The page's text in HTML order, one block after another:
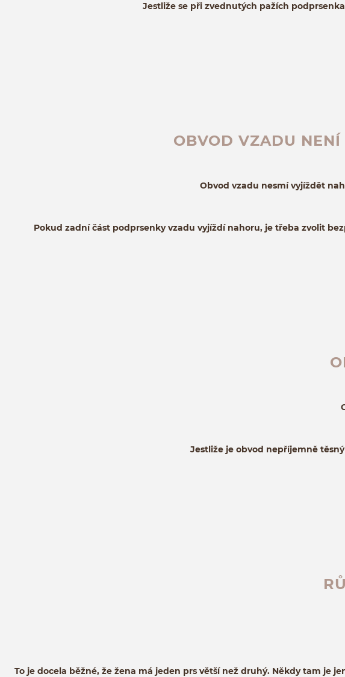
Jestliže se při zvednutých pažích
OBVOD VZADU
Obvod vzadu nesmí vyjíždět
Pokud zadní část podprsenky vzadu vyjíždí nahoru, je třeba zvolit
Jestliže je obvod nepříjemně
To je docela běžné, že žena má jeden prs větší než druhý. Někdy tam je